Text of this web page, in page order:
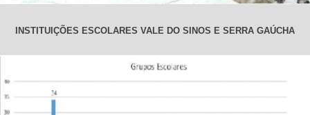
INSTITUIÇÕES ESCOLARES VALE DO SINOS E SERRA GAÚCHA